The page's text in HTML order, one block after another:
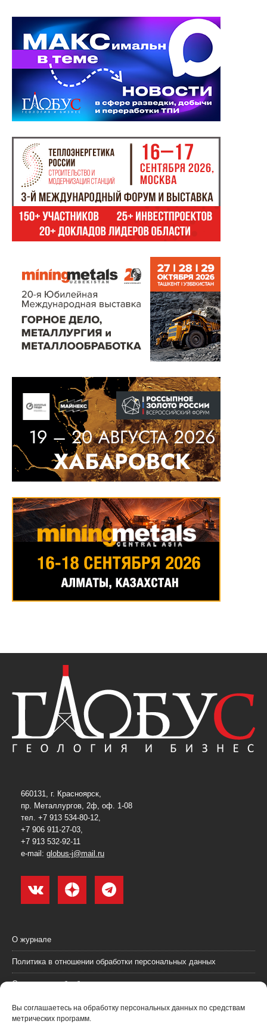
Вы соглашаетесь на обработку персональных данных по средствам
метрических программ.
660131, г. Красноярск,
пр. Металлургов, 2ф, оф. 1-08
тел. +7 913 534-80-12,
+7 906 911-27-03,
+7 913 532-92-11
e-mail: globus-j@mail.ru
О журнале
Политика в отношении обработки персональных данных
Согласие на обработку персональных данных
Пользовательское соглашение (оферта)